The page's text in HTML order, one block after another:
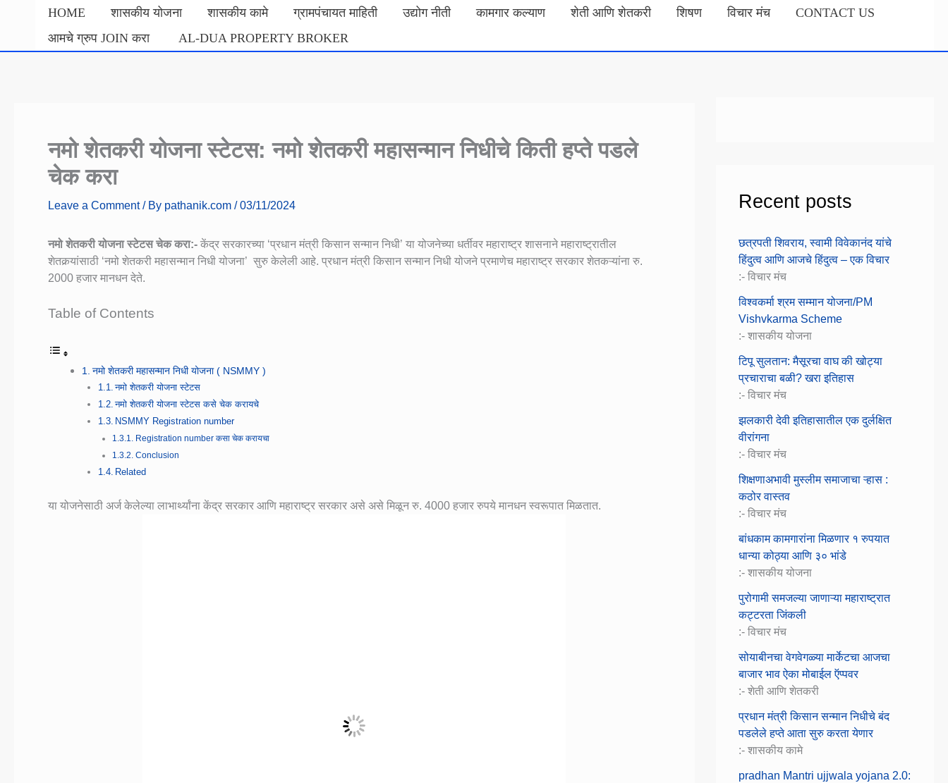
HOME शासकीय योजना शासकीय कामे ग्रामपंचायत माहिती उद्योग नीती कामगार कल्याण शेती आणि शेतकरी शिषण विचार मंच
CONTACT US
आमचे ग्रुप JOIN करा
AL-DUA PROPERTY BROKER
नमो शेतकरी योजना स्टेटस: नमो शेतकरी महासन्मान निधीचे किती हप्ते पडले
चेक करा
Leave a Comment / By pathanik.com /03/11/2024
नमो शेतकरी योजना स्टेटस चेक करा:- केंद्र सरकारच्या ‘प्रधान मंत्री किसान सन्मान निधी’ या योजनेच्या धर्तीवर महाराष्ट्र शासनाने महाराष्ट्रातील
शेतकर्‍यांसाठी ‘नमो शेतकरी महासन्मान निधी योजना’ सुरु केलेली आहे. प्रधान मंत्री किसान सन्मान निधी योजने प्रमाणेच महाराष्ट्र सरकार शेतकऱ्यांना रु.
2000 हजार मानधन देते.
Table of Contents
नमो शेतकरी महासन्मान निधी योजना ( NSMMY )
नमो शेतकरी योजना स्टेटस
नमो शेतकरी योजना स्टेटस कसे चेक करायचे
NSMMY Registration number
Registration number कसा चेक करायचा
Conclusion
Related
या योजनेसाठी अर्ज केलेल्या लाभार्थ्यांना केंद्र सरकार आणि महाराष्ट्र सरकार असे असे मिळून रु. 4000 हजार रुपये मानधन स्वरूपात मिळतात.
Recent posts
छत्रपती शिवराय, स्वामी विवेकानंद यांचे
हिंदुत्व आणि आजचे हिंदुत्व – एक विचार
:- विचार मंच
विश्वकर्मा श्रम सम्मान योजना/PM
Vishvkarma Scheme
:- शासकीय योजना
टिपू सुलतान: मैसूरचा वाघ की खोट्या
प्रचाराचा बळी? खरा इतिहास
:- विचार मंच
झलकारी देवी इतिहासातील एक दुर्लक्षित
वीरांगना
:- विचार मंच
शिक्षणाअभावी मुस्लीम समाजाचा ऱ्हास :
कठोर वास्तव
:- विचार मंच
बांधकाम कामगारांना मिळणार १ रुपयात
धान्या कोठ्या आणि ३० भांडे
:- शासकीय योजना
पुरोगामी समजल्या जाणाऱ्या महाराष्ट्रात
कट्टरता जिंकली
:- विचार मंच
सोयाबीनचा वेगवेगळ्या मार्केटचा आजचा
बाजार भाव ऐका मोबाईल ऍप्पवर
:- शेती आणि शेतकरी
प्रधान मंत्री किसान सन्मान निधीचे बंद
पडलेले हप्ते आता सुरु करता येणार
:- शासकीय कामे
pradhan Mantri ujjwala yojana 2.0: